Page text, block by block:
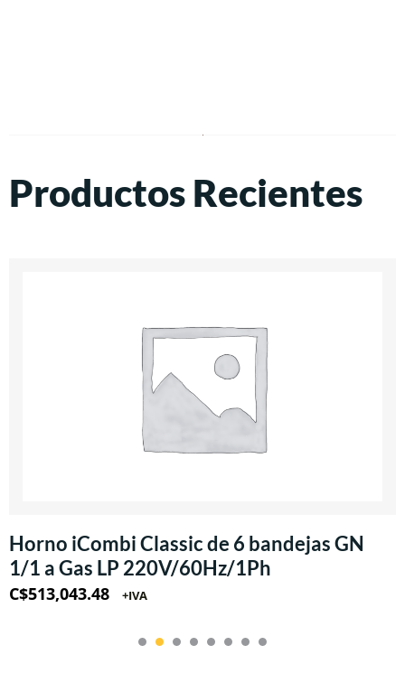
Productos Recientes
Horno iCombi Classic de 6 bandejas GN
1/1 a Gas LP 220V/60Hz/1Ph
C$513,043.48 +IVA